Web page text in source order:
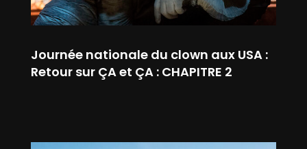
Journée nationale du clown aux USA :
Retour sur ÇA et ÇA : CHAPITRE 2